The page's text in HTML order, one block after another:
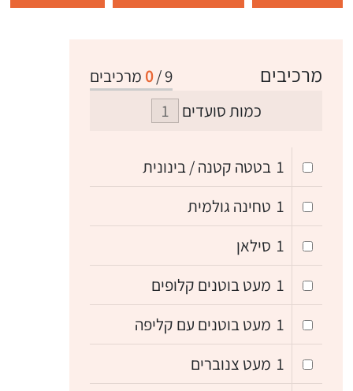
9
/
0 מרכיבים מרכיבים
כמות סועדים
1 בטטה קטנה / בינונית
1 טחינה גולמית
1 סילאן
1 מעט בוטנים קלופים
1 מעט בוטנים עם קליפה
1 מעט צנוברים